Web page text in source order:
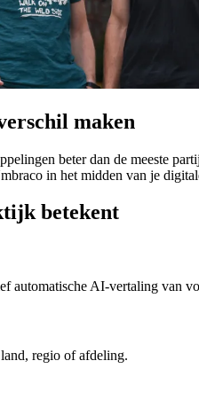
maken
beter dan de meeste
in het midden van je
betekent
automatische AI-vertaling van
regio of afdeling.